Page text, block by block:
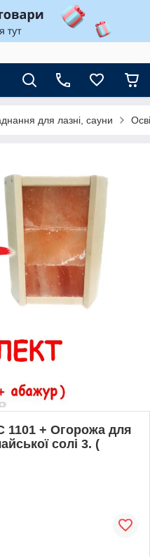
для лазні, сауни
1101 + Огорожа для
солі 3. (